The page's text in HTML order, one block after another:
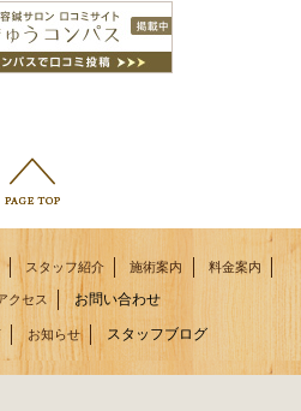
スタッフ紹介 施術案内 料金案内
クセス お問い合わせ
お知らせ スタッフブログ